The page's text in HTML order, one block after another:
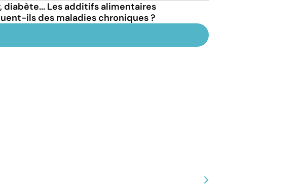
diabète... Les additifs alimentaires
ils des maladies chroniques ?